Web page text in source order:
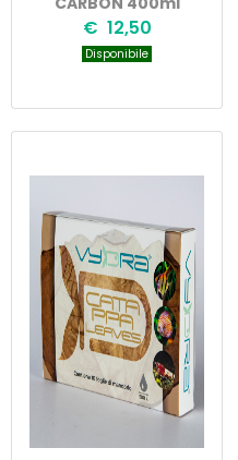
€ 12,50
Disponibile